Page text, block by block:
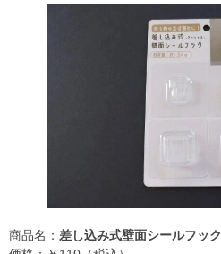
商品名： 差し込み式壁面シールフック